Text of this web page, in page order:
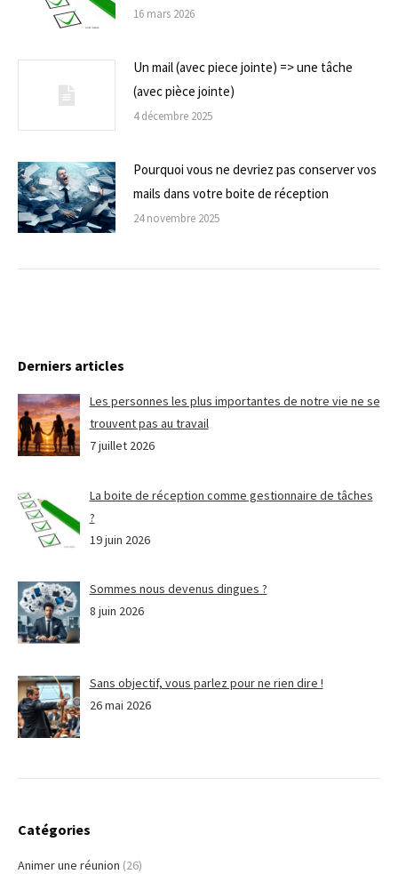
16 mars 2026
Un mail (avec piece jointe) => une tâche
(avec pièce jointe)
4 décembre 2025
Pourquoi vous ne devriez pas conserver vos
mails dans votre boite de réception
24 novembre 2025
Derniers articles
Les personnes les plus importantes de notre vie ne se
trouvent pas au travail
7 juillet 2026
La boite de réception comme gestionnaire de tâches
?
19 juin 2026
Sommes nous devenus dingues ?
8 juin 2026
Sans objectif, vous parlez pour ne rien dire !
26 mai 2026
Catégories
Animer une réunion (26)